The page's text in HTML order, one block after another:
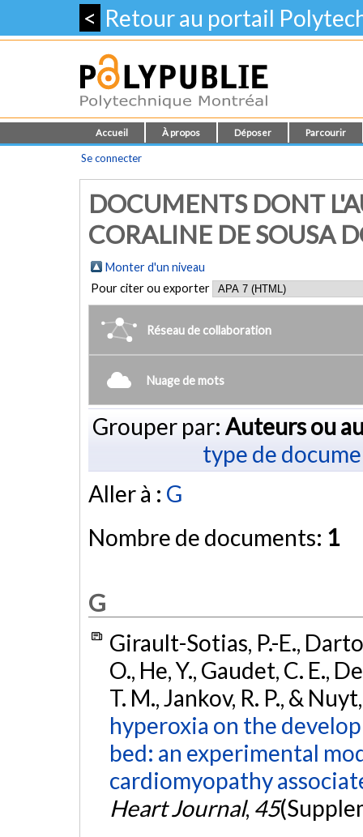
< Retour au portail
Accueil À propos Déposer Parcourir
Se connecter
DOCUMENTS DONT
CORALINE DE SOUSA
Monter d'un niveau
Pour citer ou exporter
Réseau de collaboration
Nuage de mots
Grouper par: Auteurs ou
type de
Aller à : G
Nombre de documents: 1
G
Girault-Sotias, P.-E.,
O., He, Y., Gaudet, C. E.,
T. M., Jankov, R. P., &
hyperoxia on the
bed: an experimental
cardiomyopathy
Heart Journal, 45